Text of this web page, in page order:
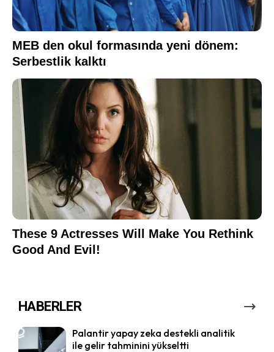
HABERLER
Palantir yapay zeka destekli analitik
ile gelir tahminini yükseltti